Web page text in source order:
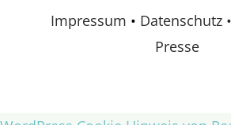
Impressum • Datenschutz •
Presse